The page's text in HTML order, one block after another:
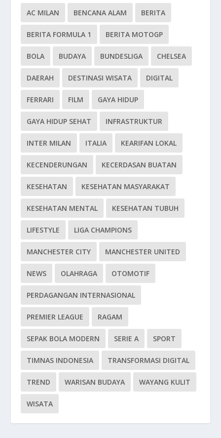
AC MILAN BENCANA ALAM BERITA
BERITA FORMULA 1 BERITA MOTOGP
BOLA BUDAYA BUNDESLIGA CHELSEA
DAERAH DESTINASI WISATA DIGITAL
FERRARI FILM GAYA HIDUP
GAYA HIDUP SEHAT INFRASTRUKTUR
INTER MILAN ITALIA KEARIFAN LOKAL
KECENDERUNGAN KECERDASAN BUATAN
KESEHATAN KESEHATAN MASYARAKAT
KESEHATAN MENTAL KESEHATAN TUBUH
LIFESTYLE LIGA CHAMPIONS
MANCHESTER CITY MANCHESTER UNITED
NEWS OLAHRAGA OTOMOTIF
PERDAGANGAN INTERNASIONAL
PREMIER LEAGUE RAGAM
SEPAK BOLA MODERN SERIE A SPORT
TIMNAS INDONESIA TRANSFORMASI DIGITAL
TREND WARISAN BUDAYA WAYANG KULIT
WISATA